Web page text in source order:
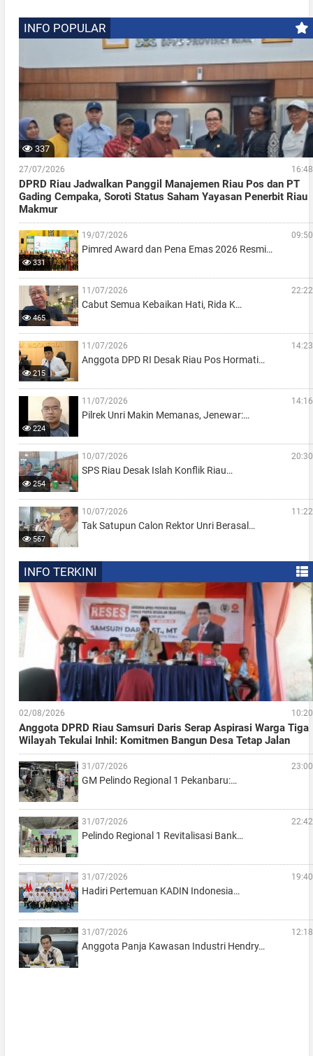
INFO POPULAR
337
27/07/2026 16:48
DPRD Riau Jadwalkan Panggil Manajemen Riau Pos dan PT
Gading Cempaka, Soroti Status Saham Yayasan Penerbit Riau
Makmur
331
19/07/2026 09:50
Pimred Award dan Pena Emas 2026 Resmi…
465
11/07/2026 22:22
Cabut Semua Kebaikan Hati, Rida K…
215
11/07/2026 14:23
Anggota DPD RI Desak Riau Pos Hormati…
224
11/07/2026 14:16
Pilrek Unri Makin Memanas, Jenewar:…
254
10/07/2026 20:30
SPS Riau Desak Islah Konflik Riau…
567
10/07/2026 11:22
Tak Satupun Calon Rektor Unri Berasal…
INFO TERKINI
02/08/2026 10:20
Anggota DPRD Riau Samsuri Daris Serap Aspirasi Warga Tiga
Wilayah Tekulai Inhil: Komitmen Bangun Desa Tetap Jalan
31/07/2026 23:00
GM Pelindo Regional 1 Pekanbaru:…
31/07/2026 22:42
Pelindo Regional 1 Revitalisasi Bank…
31/07/2026 19:40
Hadiri Pertemuan KADIN Indonesia…
31/07/2026 12:18
Anggota Panja Kawasan Industri Hendry…